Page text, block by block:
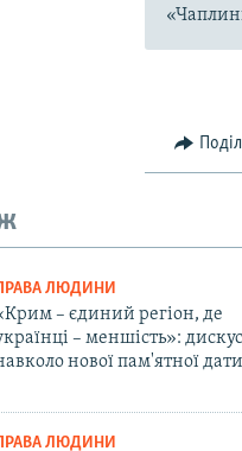
ЛЮДИНИ
– єдиний регіон, де
– меншість»:
нової пам'ятної дати
ЛЮДИНИ